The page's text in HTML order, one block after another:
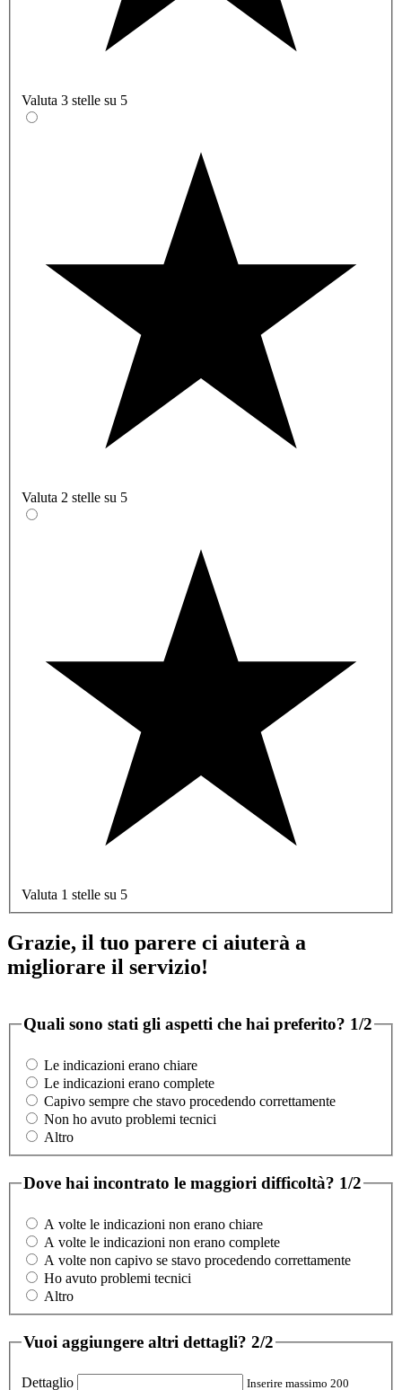
Valuta 3 stelle su 5
Valuta 2 stelle su 5
Valuta 1 stelle su 5
Grazie, il tuo parere ci aiuterà a
migliorare il servizio!
Quali sono stati gli aspetti che hai preferito? 1/2
Le indicazioni erano chiare
Le indicazioni erano complete
Capivo sempre che stavo procedendo correttamente
Non ho avuto problemi tecnici
Altro
Dove hai incontrato le maggiori difficoltà? 1/2
A volte le indicazioni non erano chiare
A volte le indicazioni non erano complete
A volte non capivo se stavo procedendo correttamente
Ho avuto problemi tecnici
Altro
Vuoi aggiungere altri dettagli? 2/2
Dettaglio Inserire massimo 200